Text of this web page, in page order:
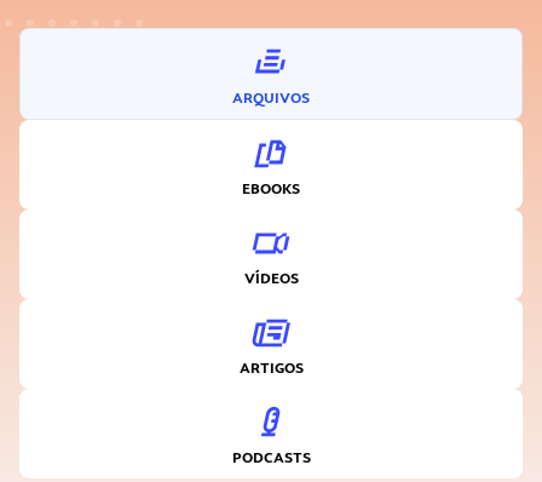
ARQUIVOS
EBOOKS
VÍDEOS
ARTIGOS
PODCASTS